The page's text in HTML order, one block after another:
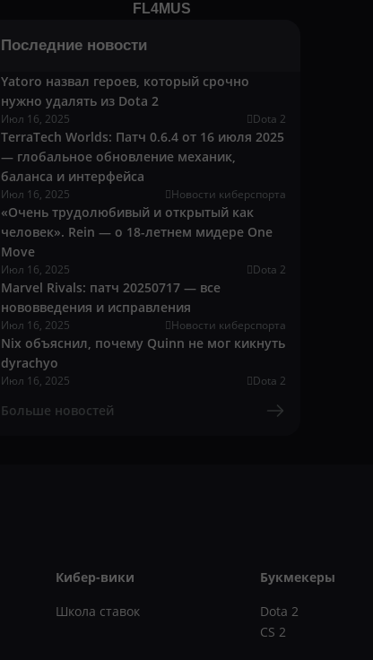
FL4MUS
Последние новости
Yatoro назвал героев, который срочно
нужно удалять из Dota 2
Июл 16, 2025 Dota 2
TerraTech Worlds: Патч 0.6.4 от 16 июля 2025
— глобальное обновление механик,
баланса и интерфейса
Июл 16, 2025 Новости киберспорта
«Очень трудолюбивый и открытый как
человек». Rein — о 18-летнем мидере One
Move
Июл 16, 2025 Dota 2
Marvel Rivals: патч 20250717 — все
нововведения и исправления
Июл 16, 2025 Новости киберспорта
Nix объяснил, почему Quinn не мог кикнуть
dyrachyo
Июл 16, 2025 Dota 2
Больше новостей
Кибер-вики
Школа ставок
Букмекеры
Dota 2
CS 2